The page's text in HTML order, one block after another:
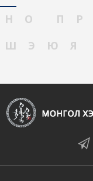
Н
О П Р
Ш
Э Ю Я